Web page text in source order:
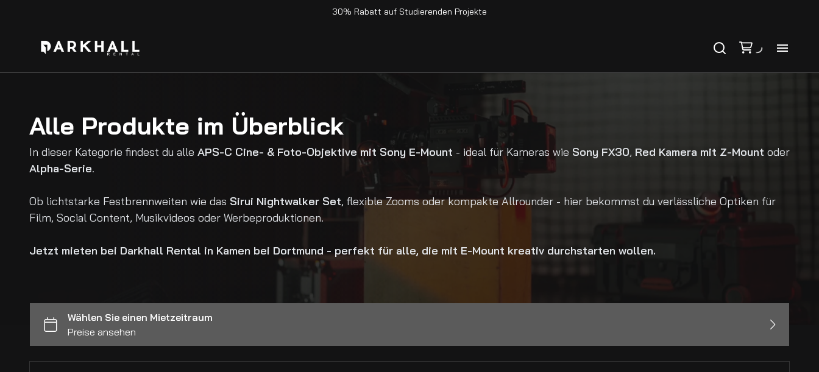
30% Rabatt auf Studierenden Projekte
Alle Produkte im Überblick
In dieser Kategorie findest du alle APS-C Cine- & Foto-Objektive mit Sony E-Mount - ideal für Kameras wie Sony FX30, Red Kamera mit Z-Mount oder
Alpha-Serie.
Ob lichtstarke Festbrennweiten wie das Sirui Nightwalker Set, flexible Zooms oder kompakte Allrounder - hier bekommst du verlässliche Optiken für
Film, Social Content, Musikvideos oder Werbeproduktionen.
Jetzt mieten bei Darkhall Rental in Kamen bei Dortmund - perfekt für alle, die mit E-Mount kreativ durchstarten wollen.